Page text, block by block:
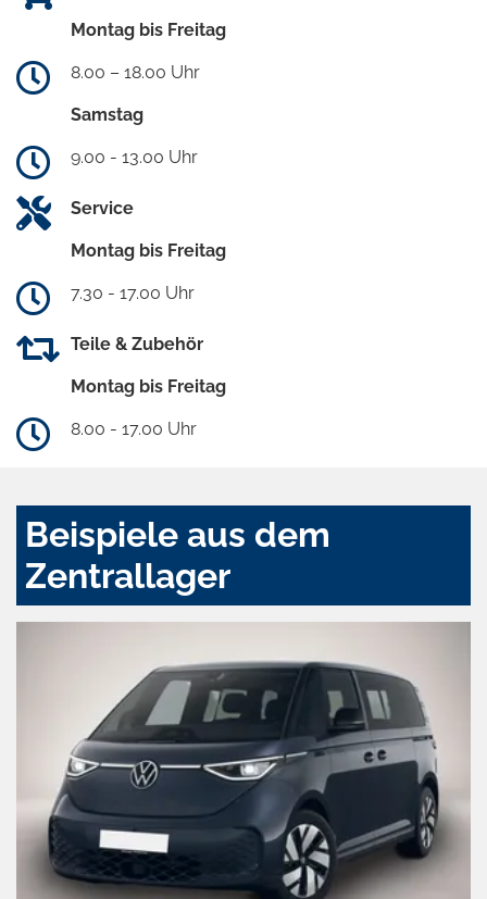
Montag bis Freitag
8.00 – 18.00 Uhr
Samstag
9.00 - 13.00 Uhr
Service
Montag bis Freitag
7.30 - 17.00 Uhr
Teile & Zubehör
Montag bis Freitag
8.00 - 17.00 Uhr
Beispiele aus dem
Zentrallager